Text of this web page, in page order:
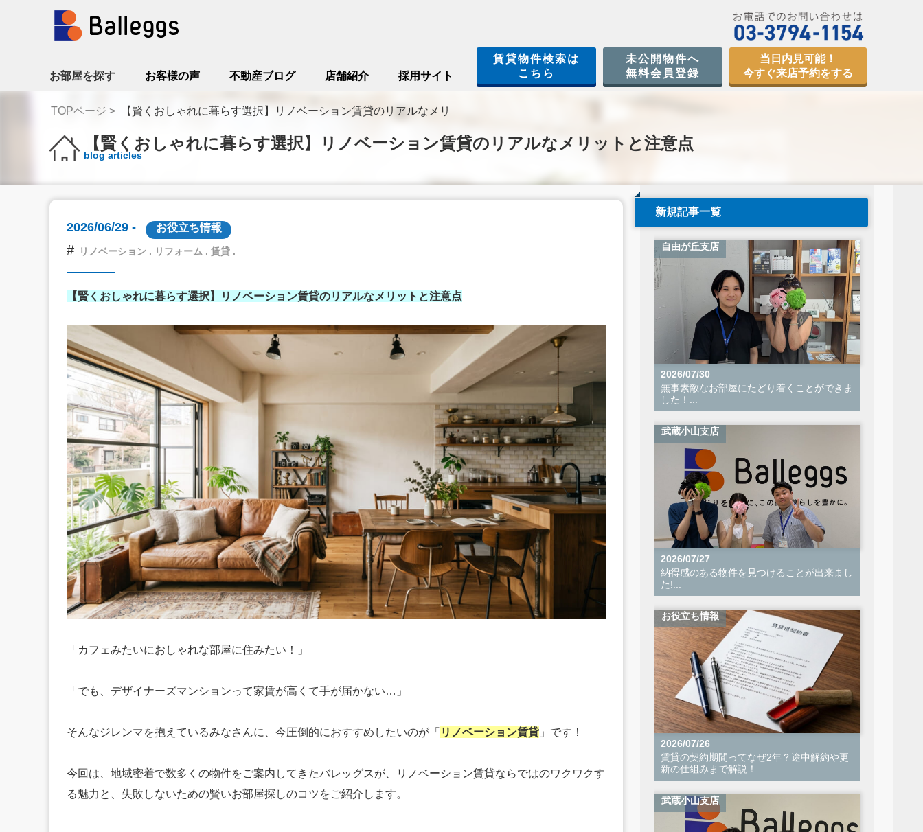
お部屋を探す お客様の声 不動産ブログ 店舗紹介 採用サイト
賃貸物件検索は
こちら
未公開物件へ
無料会員登録
当日内見可能！
今すぐ来店予約をする
TOPページ 【賢くおしゃれに暮らす選択】リノベーション賃貸のリアルなメリ
【賢くおしゃれに暮らす選択】リノベーション賃貸のリアルなメリットと注意点
blog articles
2026/06/29 - お役立ち情報
# リノベーション . リフォーム . 賃貸 .
【賢くおしゃれに暮らす選択】リノベーション賃貸のリアルなメリットと注意点
「カフェみたいにおしゃれな部屋に住みたい！」
「でも、デザイナーズマンションって家賃が高くて手が届かない…」
そんなジレンマを抱えているみなさんに、今圧倒的におすすめしたいのが「 リノベーション賃貸 」です！
今回は、地域密着で数多くの物件をご案内してきたバレッグスが、リノベーション賃貸ならではのワクワクす
る魅力と、失敗しないための賢いお部屋探しのコツをご紹介します。
新規記事一覧
自由が丘支店
2026/07/30
無事素敵なお部屋にたどり着くことができま
した！...
武蔵小山支店
2026/07/27
納得感のある物件を見つけることが出来まし
た!...
お役立ち情報
2026/07/26
賃貸の契約期間ってなぜ2年？途中解約や更
新の仕組みまで解説！...
武蔵小山支店